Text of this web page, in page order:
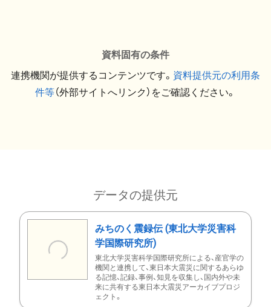
資料固有の条件
連携機関が提供するコンテンツです。 資料提供元の利用条
件等（外部サイトへリンク）をご確認ください。
データの提供元
みちのく震録伝 (東北大学災害科
学国際研究所)
東北大学災害科学国際研究所による、産官学の
機関と連携して、東日本大震災に関するあらゆ
る記憶、記録、事例、知見を収集し、国内外や未
来に共有する東日本大震災アーカイブプロジ
ェクト。